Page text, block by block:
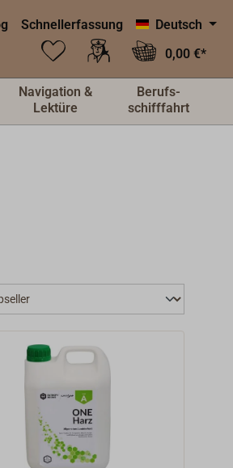
Schnellerfassung
Deutsch
0,00 €*
Navigation &
Lektüre
Berufs-
schifffahrt